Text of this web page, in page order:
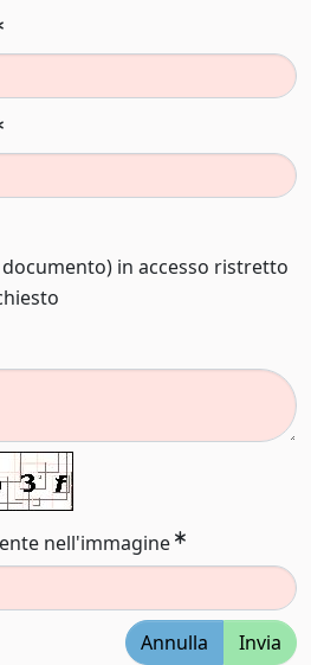
in accesso ristretto
nell'immagine
Annulla Invia